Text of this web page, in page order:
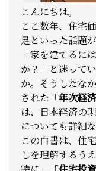
こんにちは。
ここ数年、住宅
足といった話題
「家を建てるに
か？」と迷って
か。 そうしたな
された「年次経
は、日本経済の
についても詳細
この白書は、住
しを理解するう